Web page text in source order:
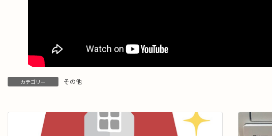
カテゴリー その他